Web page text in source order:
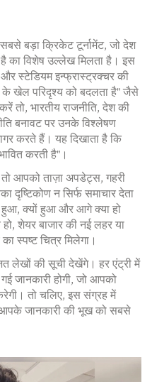
बड़ा क्रिकेट टूर्नामेंट, जो देश
का विशेष उल्लेख मिलता है। इस
स्टेडियम इन्फ्रास्ट्रक्चर की
के खेल परिदृश्य को बदलता है" जैसे
तो, भारतीय राजनीति, देश की
बनावटपर उनके विश्लेषण
करते हैं। यह दिखाता है कि
करती है"।
आपको ताज़ा अपडेट्स, गहरी
दृष्टिकोण न सिर्फ समाचार देता
हुआ, क्यों हुआ और आगे क्या हो
शेयर बाजार की नई लहर या
स्पष्ट चित्र मिलेगा।
लेखों की सूची देखेंगे। हर एंट्री में
जानकारी होगी, जो आपको
तो चलिए, इस संग्रह में
जानकारी की भूख को सबसे